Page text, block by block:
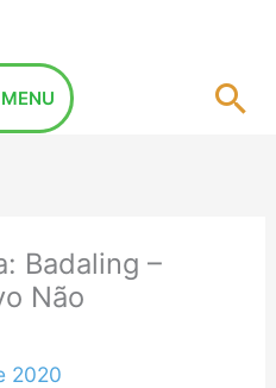
MENU
Badaling –
Não
2020